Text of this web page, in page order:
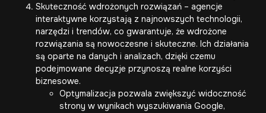
Skuteczność wdrożonych rozwiązań – agencje
interaktywne korzystają z najnowszych technologii,
narzędzi i trendów, co gwarantuje, że wdrożone
rozwiązania są nowoczesne i skuteczne. Ich działania
są oparte na danych i analizach, dzięki czemu
podejmowane decyzje przynoszą realne korzyści
biznesowe.
Optymalizacja pozwala zwiększyć widoczność
strony w wynikach wyszukiwania Google,